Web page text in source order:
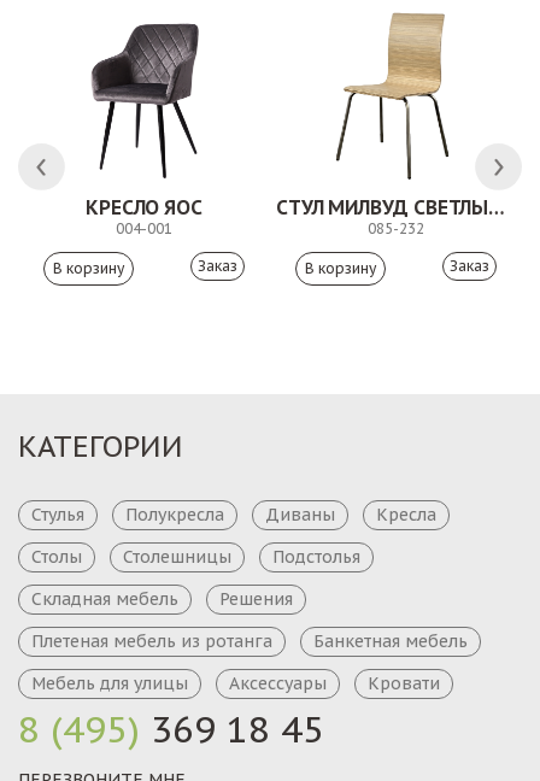
КРЕСЛО ЯОС
004-001
Заказ
СТУЛ МИЛВУД СВЕТЛЫЙ ШЕЛК
085-232
Заказ
8 (495) 369 18 45
КАТЕГОРИИ
Стулья Полукресла Диваны
Кресла
Столы
Столешницы
Подстолья
Складная мебель
Решения
Плетеная мебель из ротанга
Банкетная мебель
Мебель для улицы
Аксессуары Кровати